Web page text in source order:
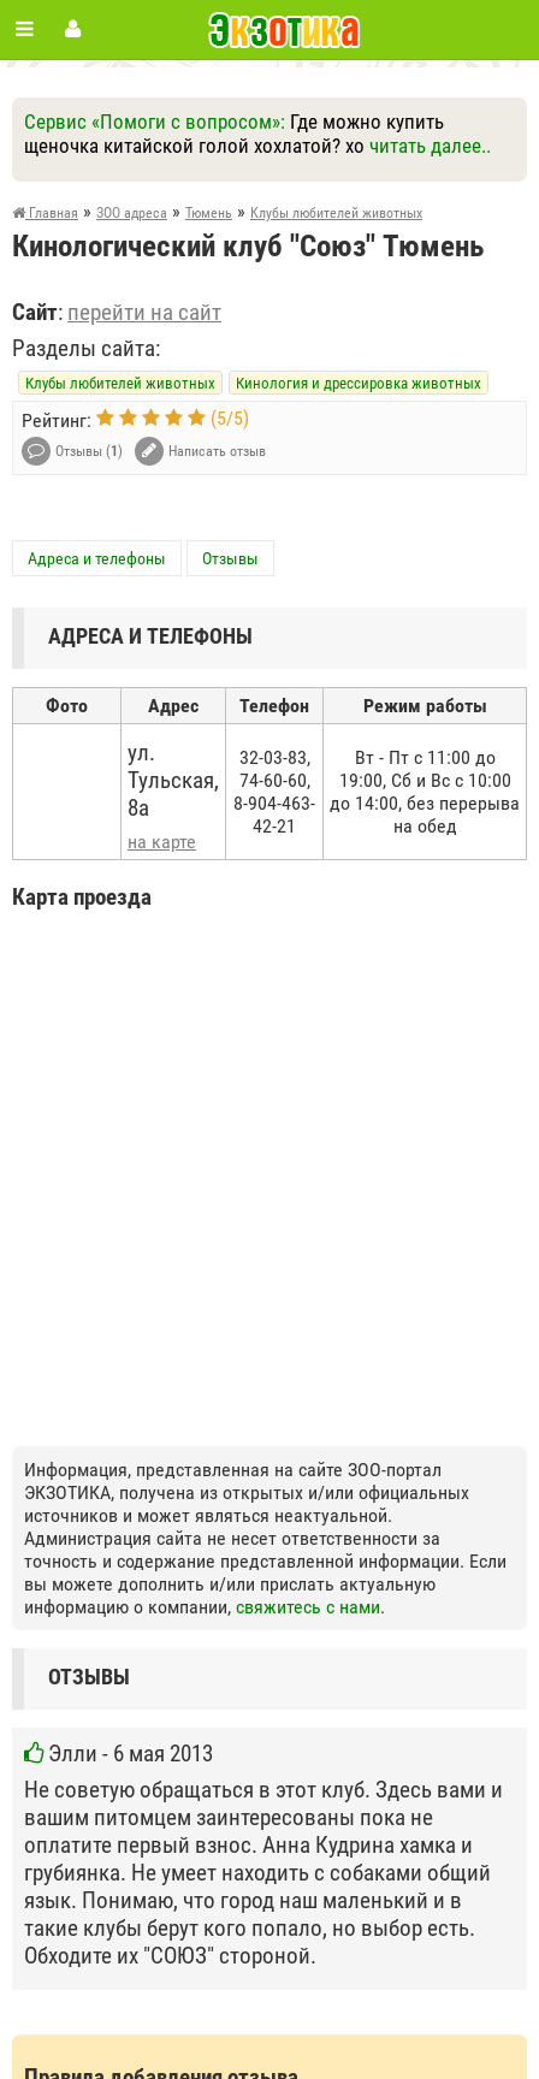
Сервис «Помоги с вопросом»: Где можно купить
щеночка китайской голой хохлатой? хо читать далее..
Ответить Другие вопросы
Задать вопрос
Главная » ЗОО адреса » Тюмень » Клубы любителей животных
Кинологический клуб "Союз" Тюмень
Сайт: перейти на сайт
Разделы сайта:
Клубы любителей животных Кинология и дрессировка животных
Рейтинг: (5/5)
Отзывы (1 ) Написать отзыв
Адреса и телефоны Отзывы
АДРЕСА И ТЕЛЕФОНЫ
Фото Адрес Телефон Режим работы
ул.
Тульская,
8а
на карте
32-03-83,
74-60-60,
8-904-463-
42-21
Вт - Пт с 11:00 до
19:00, Сб и Вс с 10:00
до 14:00, без перерыва
на обед
Карта проезда
Информация, представленная на сайте ЗОО-портал
ЭКЗОТИКА, получена из открытых и/или официальных
источников и может являться неактуальной.
Администрация сайта не несет ответственности за
точность и содержание представленной информации. Если
вы можете дополнить и/или прислать актуальную
информацию о компании, свяжитесь с нами.
ОТЗЫВЫ
Элли - 6 мая 2013
Не советую обращаться в этот клуб. Здесь вами и
вашим питомцем заинтересованы пока не
оплатите первый взнос. Анна Кудрина хамка и
грубиянка. Не умеет находить с собаками общий
язык. Понимаю, что город наш маленький и в
такие клубы берут кого попало, но выбор есть.
Обходите их "СОЮЗ" стороной.